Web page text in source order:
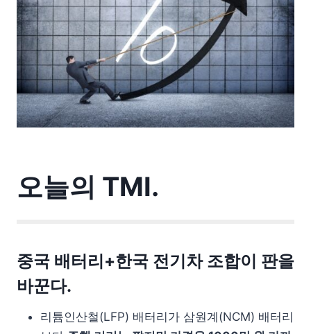
오늘의 TMI.
중국 배터리+한국 전기차 조합이 판을
바꾼다.
리튬인산철(LFP) 배터리가 삼원계(NCM) 배터리